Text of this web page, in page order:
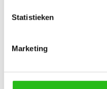
Statistieken
Marketing